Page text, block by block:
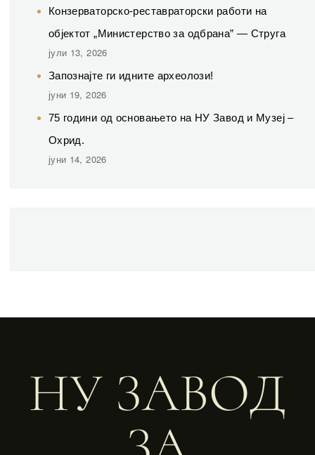
Конзерваторско-реставраторски работи на
објектот „Министерство за одбрана” — Струга
јули 13, 2026
Запознајте ги идните археолози!
јуни 19, 2026
75 години од основањето на НУ Завод и Музеј –
Охрид.
јуни 14, 2026
НУ ЗАВОД